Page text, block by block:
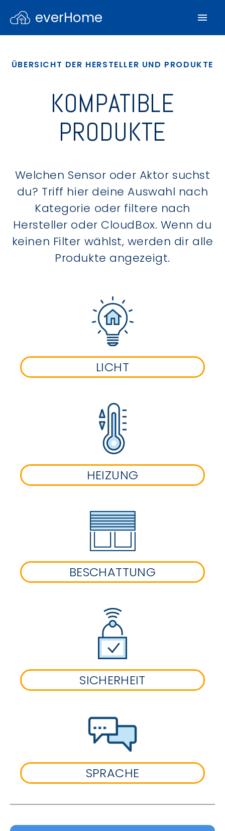
everHome
ÜBERSICHT DER HERSTELLER UND PRODUKTE
KOMPATIBLE
PRODUKTE
Welchen Sensor oder Aktor suchst
du? Triff hier deine Auswahl nach
Kategorie oder filtere nach
Hersteller oder CloudBox. Wenn du
keinen Filter wählst, werden dir alle
Produkte angezeigt.
LICHT
HEIZUNG
BESCHATTUNG
SICHERHEIT
SPRACHE